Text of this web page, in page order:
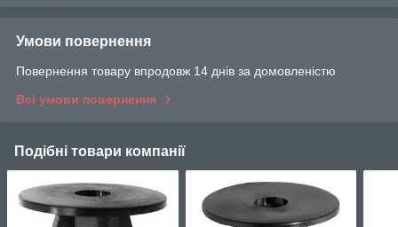
Умови повернення
Повернення товару впродовж 14 днів за домовленістю
Всі умови повернення
Подібні товари компанії